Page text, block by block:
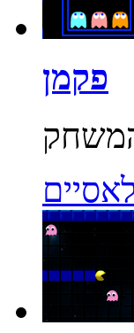
פקמן